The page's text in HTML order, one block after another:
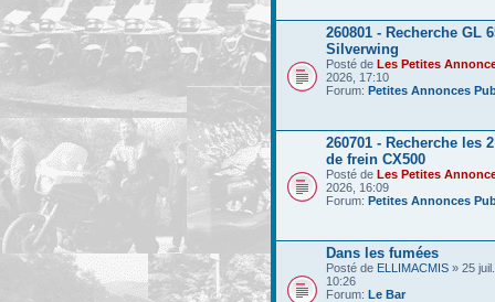
260801 - Recherche GL
Silverwing
Posté de Les Petites
2026, 17:10
Forum: Petites Annonces
260701 - Recherche les
de frein CX500
Posté de Les Petites
2026, 16:09
Forum: Petites Annonces
Dans les fumées
Posté de ELLIMACMIS » 25
10:26
Forum: Le Bar